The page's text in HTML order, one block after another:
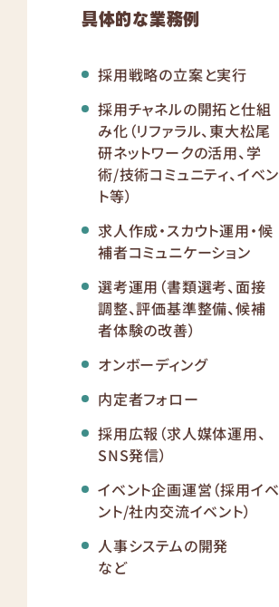
具体的な業務例
採用戦略の立案と実行
採用チャネルの開拓と仕組
み化（リファラル、東大松尾
研ネットワークの活用、学
術/技術コミュニティ、イベン
ト等）
求人作成・スカウト運用・候
補者コミュニケーション
選考運用（書類選考、面接
調整、評価基準整備、候補
者体験の改善）
オンボーディング
内定者フォロー
採用広報（求人媒体運用、
SNS発信）
イベント企画運営（採用イベ
ント/社内交流イベント）
人事システムの開発
など